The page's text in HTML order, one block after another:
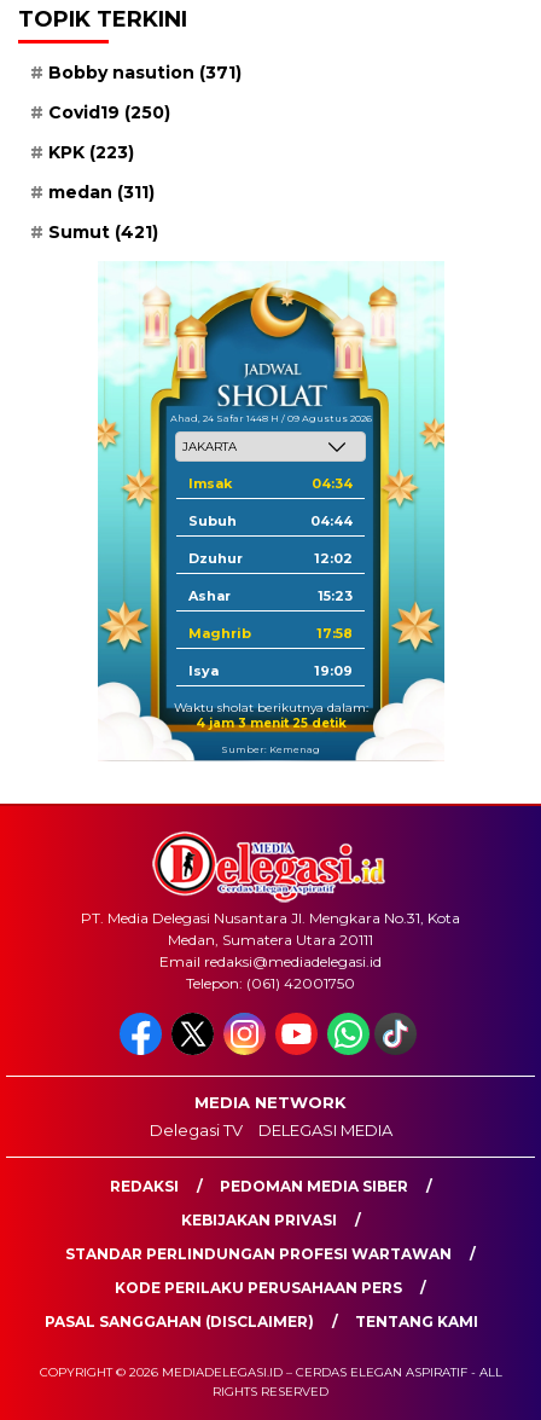
TOPIK TERKINI
Bobby nasution (371)
Covid19 (250)
KPK (223)
medan (311)
Sumut (421)
Ahad, 24 Safar 1448 H / 09 Agustus 2026
Imsak 04:34
Subuh 04:44
Dzuhur 12:02
Ashar 15:23
Maghrib 17:58
Isya 19:09
Waktu sholat berikutnya dalam:
4 jam 3 menit 25 detik
Sumber: Kemenag
PT. Media Delegasi Nusantara Jl. Mengkara No.31, Kota
Medan, Sumatera Utara 20111
Email redaksi@mediadelegasi.id
Telepon: (061) 42001750
MEDIA NETWORK
Delegasi TV
DELEGASI MEDIA
REDAKSI
PEDOMAN MEDIA SIBER
KEBIJAKAN PRIVASI
STANDAR PERLINDUNGAN PROFESI WARTAWAN
KODE PERILAKU PERUSAHAAN PERS
PASAL SANGGAHAN (DISCLAIMER)
TENTANG KAMI
COPYRIGHT © 2026 MEDIADELEGASI.ID – CERDAS ELEGAN ASPIRATIF - ALL
RIGHTS RESERVED